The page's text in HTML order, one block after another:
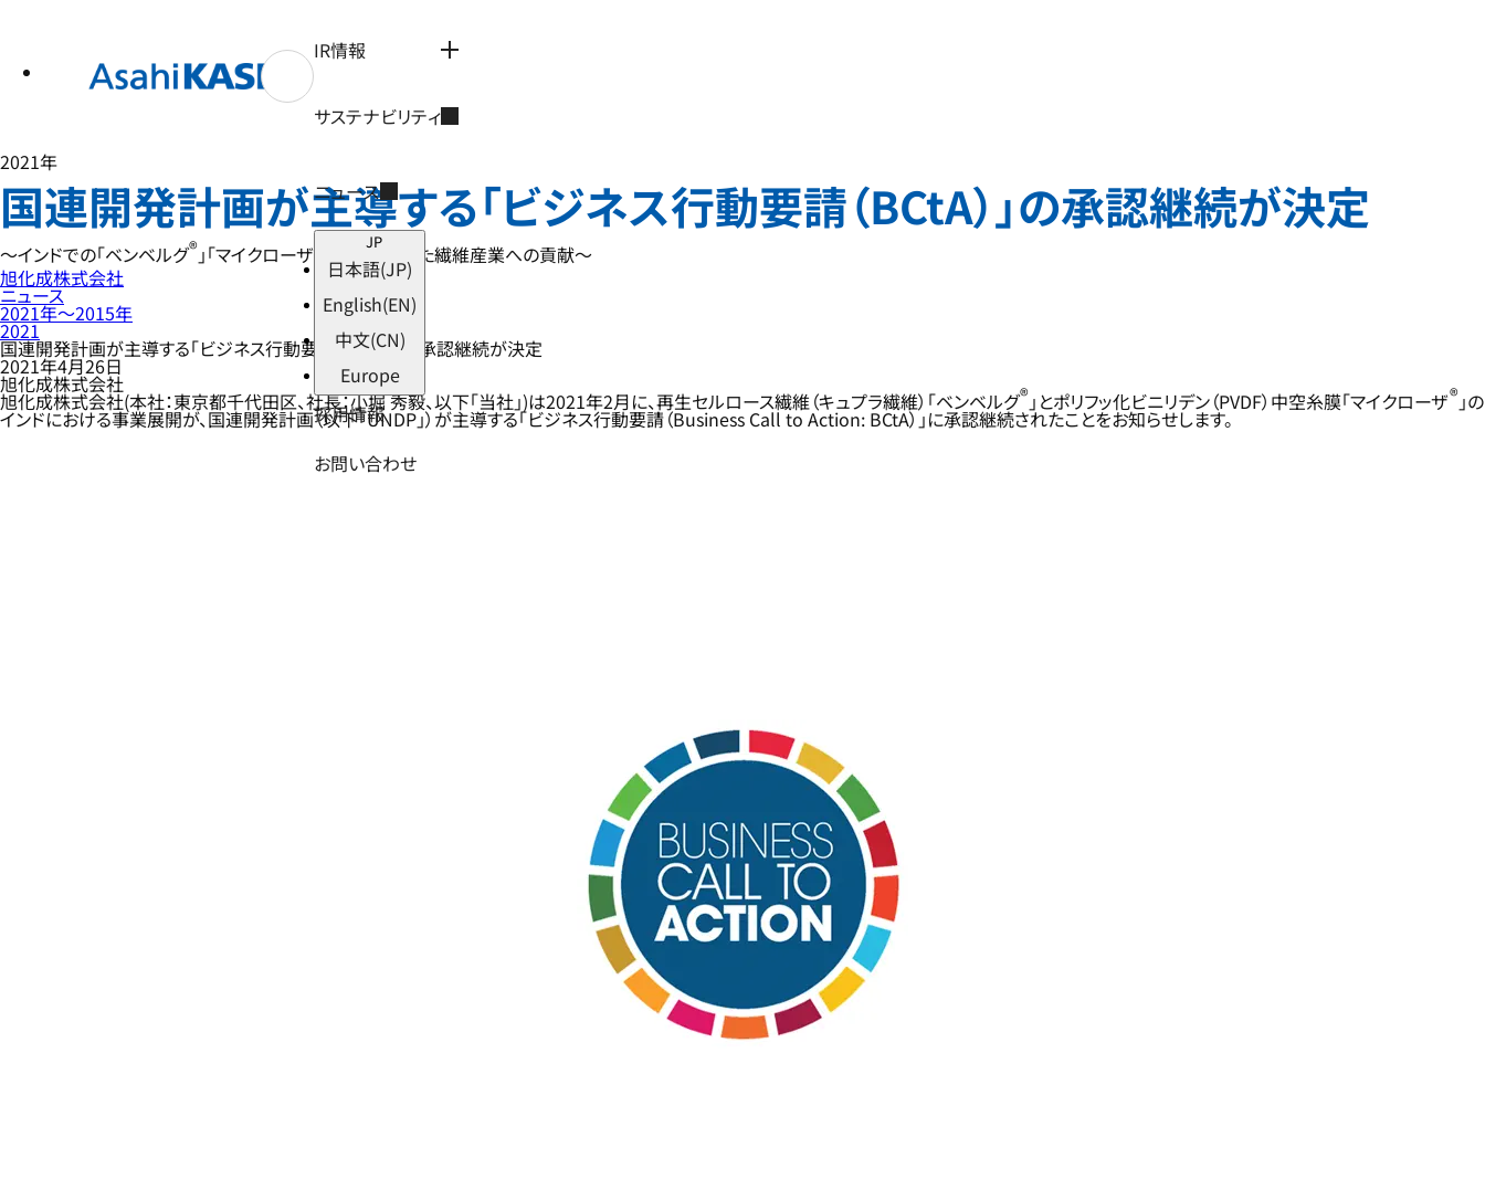
IR情報
サステナビリティ
ニュース
JP
日本語(JP)
English(EN)
中文(CN)
Europe
採用情報
お問い合わせ
2021年
国連開発計画が主導する「ビジネス行動要請（BCtA）」の承認継続が決定
～インドでの「ベンベルグ®」「マイクローザ
」事業を通じた繊維産業への貢献～
旭化成株式会社
ニュース
2021年〜2015年
2021
国連開発計画が主導する「ビジネス行動要請（BCtA）」の承認継続が決定
2021年4月26日
旭化成株式会社
旭化成株式会社(本社：東京都千代田区、社長：小堀 秀毅、以下「当社」)は2021年2月に、再生セルロース繊維（キュプラ繊維）「ベンベルグ®」とポリフッ化ビニリデン（PVDF）中空糸膜「マイクローザ®」の
インドにおける事業展開が、国連開発計画（以下「UNDP」）が主導する「ビジネス行動要請（Business Call to Action: BCtA）」に承認継続されたことをお知らせします。